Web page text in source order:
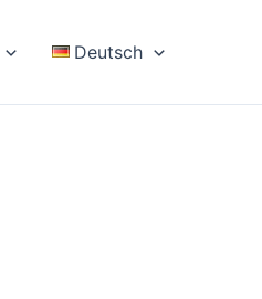
Deutsch